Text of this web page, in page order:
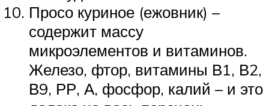
Просо куриное (ежовник) –
содержит массу
микроэлементов и витаминов.
Железо, фтор, витамины В1, В2,
В9, РР, А, фосфор, калий – и это